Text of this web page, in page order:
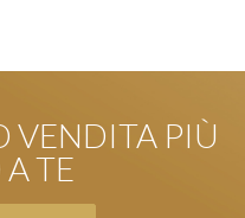
VENDITA PIÙ
TE